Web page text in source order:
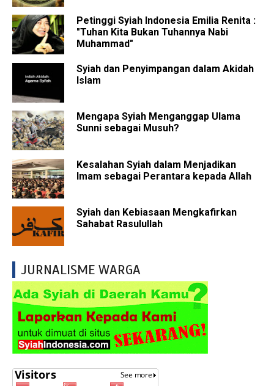
Petinggi Syiah Indonesia Emilia Renita :
"Tuhan Kita Bukan Tuhannya Nabi
Muhammad"
Syiah dan Penyimpangan dalam Akidah
Islam
Mengapa Syiah Menganggap Ulama
Sunni sebagai Musuh?
Kesalahan Syiah dalam Menjadikan
Imam sebagai Perantara kepada Allah
Syiah dan Kebiasaan Mengkafirkan
Sahabat Rasulullah
JURNALISME WARGA